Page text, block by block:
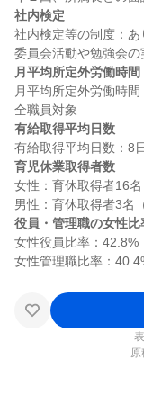
社内検定
社内検定等の制度：あ
月平均所定外労働時間
月平均所定外労働時間
有給取得平均日数
育児休業取得者数
女性：育休取得者16名
役員・管理職の女性比
女性役員比率：42.8%
原